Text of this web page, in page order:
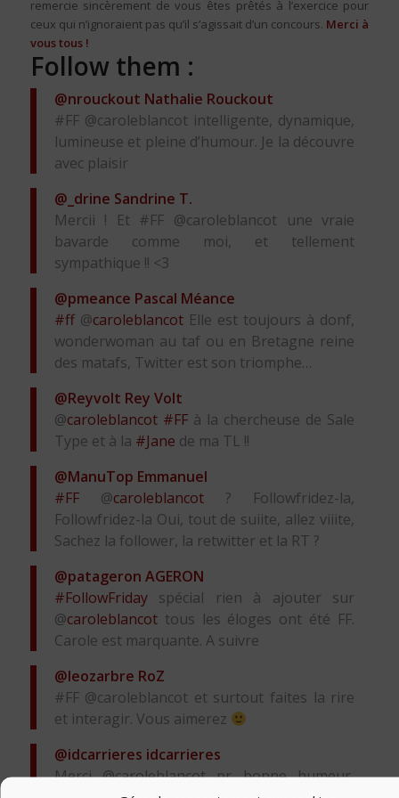
remercie sincèrement de vous êtes prêtés à l’exercice pour
ceux qui n’ignoraient pas qu’il s’agissait d’un concours. Merci à
vous tous !
Follow them :
@nrouckout Nathalie Rouckout
#FF @caroleblancot intelligente, dynamique,
lumineuse et pleine d’humour. Je la découvre
avec plaisir
@_drine Sandrine T.
Mercii ! Et #FF @caroleblancot une vraie
bavarde comme moi, et tellement
sympathique !! <3
@pmeance Pascal Méance
#ff@caroleblancotElle est toujours à donf,
wonderwoman au taf ou en Bretagne reine
des matafs, Twitter est son triomphe…
@Reyvolt Rey Volt
@caroleblancot #FFà la chercheuse de Sale
Type et à la #Jane de ma TL !!
@ManuTop Emmanuel
#FF@caroleblancot? Followfridez-la,
Followfridez-la Oui, tout de suiite, allez viiite,
Sachez la follower, la retwitter et la RT ?
@patageron AGERON
#FollowFridayspécial rien à ajouter sur
@caroleblancottous les éloges ont été FF.
Carole est marquante. A suivre
@leozarbre RoZ
#FF @caroleblancot et surtout faites la rire
et interagir. Vous aimerez
@idcarrieres idcarrieres
Merci @caroleblancot pr bonne humeur,